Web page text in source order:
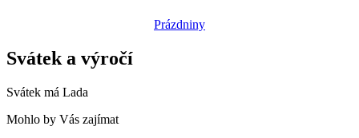
Prázdniny
Svátek a výročí
Svátek má Lada
Mohlo by Vás zajímat